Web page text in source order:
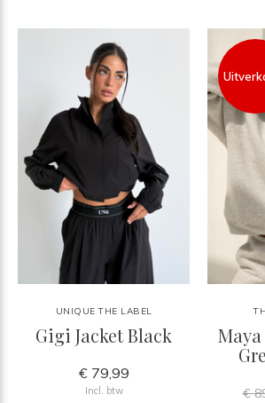
UNIQUE THE LABEL
Gigi Jacket Black
€ 79,99
Incl. btw €